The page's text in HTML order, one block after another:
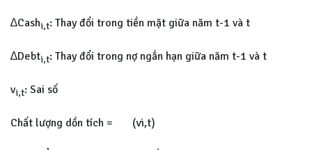
∆Cashi,t: Thay đổi trong tiền mặt giữa năm t-1 và t
∆Debti,t: Thay đổi trong nợ ngắn hạn giữa năm t-1 và t
vi,t: Sai số
Chất lượng dồn tích = (vi,t)